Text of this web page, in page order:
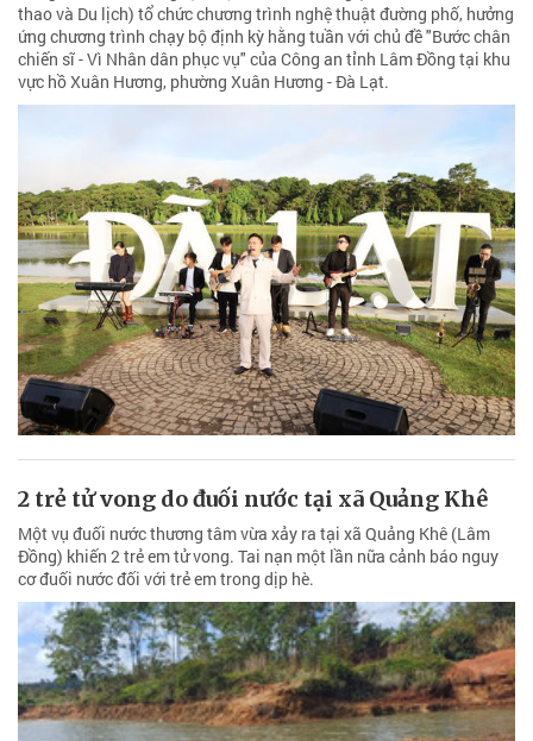
thao và Du lịch) tổ chức chương trình nghệ thuật đường phố, hưởng
ứng chương trình chạy bộ định kỳ hằng tuần với chủ đề "Bước chân
chiến sĩ - Vì Nhân dân phục vụ" của Công an tỉnh Lâm Đồng tại khu
vực hồ Xuân Hương, phường Xuân Hương - Đà Lạt.
2 trẻ tử vong do đuối nước tại xã Quảng Khê
Một vụ đuối nước thương tâm vừa xảy ra tại xã Quảng Khê (Lâm
Đồng) khiến 2 trẻ em tử vong. Tai nạn một lần nữa cảnh báo nguy
cơ đuối nước đối với trẻ em trong dịp hè.